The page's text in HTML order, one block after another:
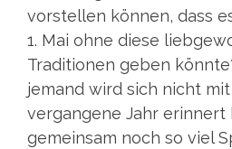
vorstellen können, dass
1. Mai ohne diese
Traditionen geben
jemand wird sich nicht
vergangene Jahr erinnert
gemeinsam noch so viel